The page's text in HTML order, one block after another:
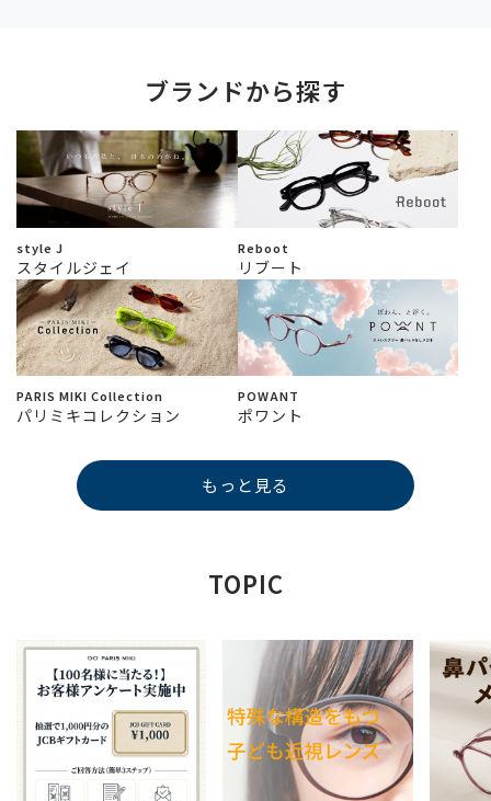
ブランドから探す
style J
スタイルジェイ
Reboot
リブート
PARIS MIKI Collection
パリミキコレクション
POWANT
ポワント
もっと見る
TOPIC